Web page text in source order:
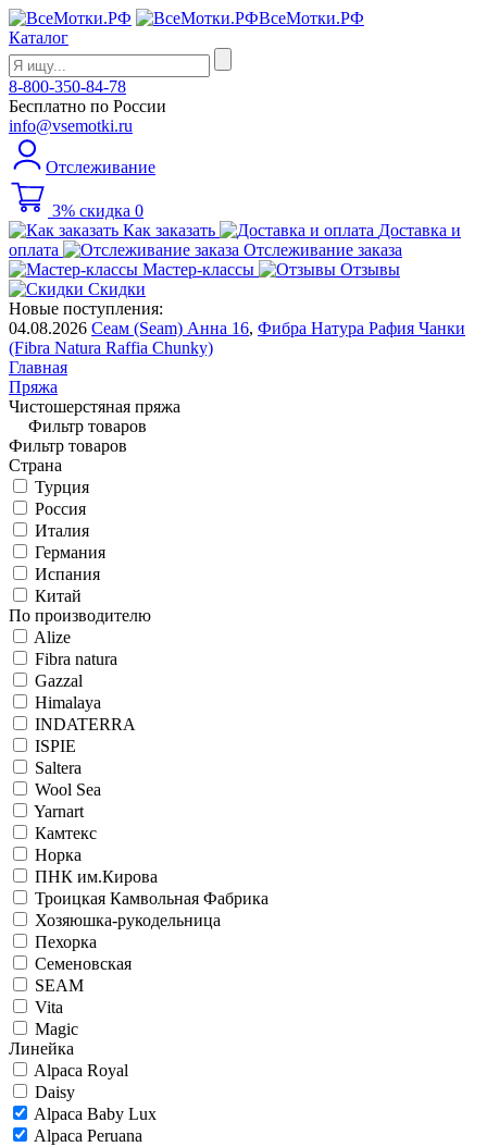
ВсеМотки.РФ
Каталог
8-800-350-84-78
Бесплатно по России
info@vsemotki.ru
Отслеживание
3% скидка 0
Как заказать
Доставка и
оплата
Отслеживание заказа
Мастер-классы
Отзывы
Скидки
Новые поступления:
04.08.2026 Сеам (Seam) Анна 16, Фибра Натура Рафия Чанки
(Fibra Natura Raffia Chunky)
Главная
Пряжа
Чистошерстяная пряжа
Фильтр товаров
Фильтр товаров
Страна
Турция
Россия
Италия
Германия
Испания
Китай
По производителю
Alize
Fibra natura
Gazzal
Himalaya
INDATERRA
ISPIE
Saltera
Wool Sea
Yarnart
Камтекс
Норка
ПНК им.Кирова
Троицкая Камвольная Фабрика
Хозяюшка-рукодельница
Пехорка
Семеновская
SEAM
Vita
Magic
Линейка
Alpaca Royal
Daisy
Alpaca Baby Lux
Alpaca Peruana